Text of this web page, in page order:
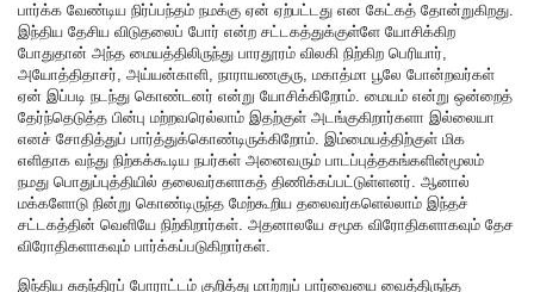
பார்க்க வேண்டிய நிர்ப்பந்தம் நமக்கு ஏன் ஏற்பட்டது என கேட்கத் தோன்றுகிறது.
இந்திய தேசிய விடுதலைப் போர் என்ற சட்டகத்துக்குள்ளே யோசிக்கிற
போதுதான் அந்த மையத்திலிருந்து பாரதூரம் விலகி நிற்கிற பெரியார்,
அயோத்திதாசர், அய்யன்காளி, நாராயணகுரு, மகாத்மா பூலே போன்றவர்கள்
ஏன் இப்படி நடந்து கொண்டனர் என்று யோசிக்கிறோம். மையம் என்று ஒன்றைத்
தேர்ந்தெடுத்த பின்பு மற்றவரெல்லாம் இதற்குள் அடங்குகிறார்களா இல்லையா
எனச் சோதித்துப் பார்த்துக்கொண்டிருக்கிறோம். இம்மையத்திற்குள் மிக
எளிதாக வந்து நிற்கக்கூடிய நபர்கள் அனைவரும் பாடப்புத்தகங்களின்மூலம்
நமது பொதுப்புத்தியில் தலைவர்களாகத் திணிக்கப்பட்டுள்ளனர். ஆனால்
மக்களோடு நின்று கொண்டிருந்த மேற்கூறிய தலைவர்களெல்லாம் இந்தச்
சட்டகத்தின் வெளியே நிற்கிறார்கள். அதனாலயே சமூக விரோதிகளாகவும் தேச
விரோதிகளாகவும் பார்க்கப்படுகிறார்கள்.
இந்திய சுதந்திரப் போராட்டம் குறித்து மாற்றுப் பார்வையை வைத்திருந்த